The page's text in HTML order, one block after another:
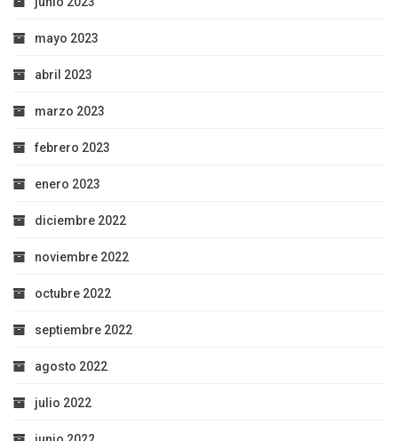
mayo 2023
abril 2023
marzo 2023
febrero 2023
enero 2023
diciembre 2022
noviembre 2022
octubre 2022
septiembre 2022
agosto 2022
julio 2022